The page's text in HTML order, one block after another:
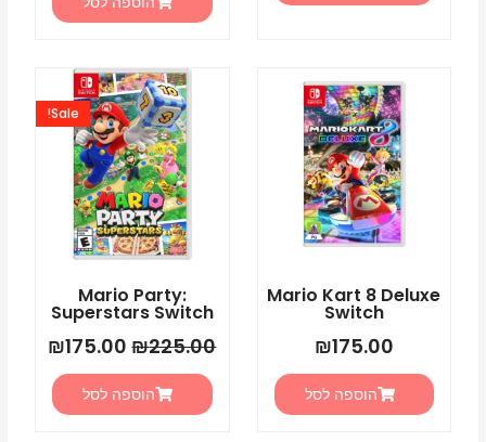
Mario Kart 8 Deluxe
Switch
₪175.00
הוספה לסל
Mario Party:
Superstars Switch
Sale!
₪225.00
המחיר
המקורי
היה:
₪225.00.
₪175.00
הוא:
הוספה לסל